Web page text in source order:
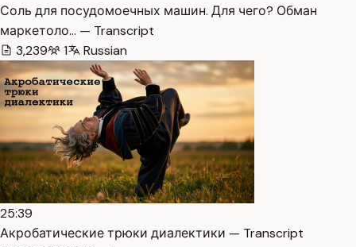
Соль для посудомоечных машин. Для чего? Обман
маркетоло… — Transcript
3,239
1 Russian
25:39
Акробатические трюки диалектики — Transcript